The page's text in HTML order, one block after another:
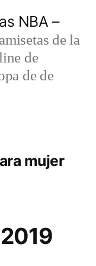
NBA –
de la
de
de de
mujer